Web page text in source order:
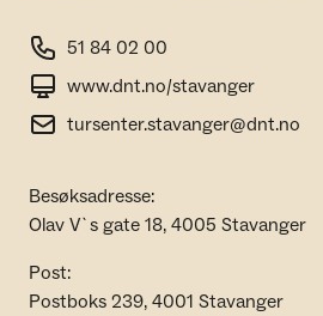
51 84 02 00
www.dnt.no/stavanger
tursenter.stavanger@dnt.no
Besøksadresse:
Olav V`s gate 18, 4005 Stavanger
Post:
Postboks 239, 4001 Stavanger